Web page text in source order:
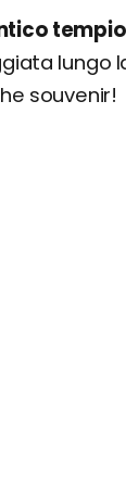
lungo
souvenir!